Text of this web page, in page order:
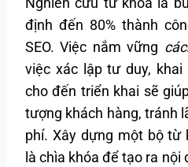
định đến 80% thành
SEO. Việc nắm vững
việc xác lập tư duy,
cho đến triển khai sẽ
tượng khách hàng, tránh
phí. Xây dựng một bộ từ
là chìa khóa để tạo ra nội